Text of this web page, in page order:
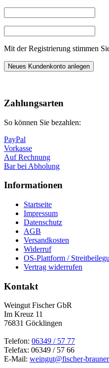
Mit der Registrierung stimmen
Neues Kundenkonto anlegen
oben
Zahlungsarten
So können Sie bezahlen:
PayPal
Vorkasse
Auf Rechnung
Bar bei Abholung
Informationen
Startseite
Impressum
Datenschutz
AGB
Versandkosten
Widerruf
OS-Plattform /
Vertrag widerrufen
Kontakt
Weingut Fischer GbR
Im Kreuz 11
76831 Göcklingen
Telefon: 06349 / 57 77
Telefax: 06349 / 57 66
E-Mail: weingut@fischer-